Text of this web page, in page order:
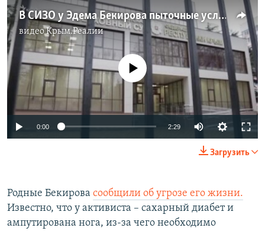
В СИЗО у Эдема Бекирова пыточные условия – адвокат (видео)
видеоКрым.Реалии
No media source currently available
0:00 2:29
Загрузить
Родные Бекирова сообщили об угрозе его жизни.
Известно, что у активиста – сахарный диабет и
ампутирована нога, из-за чего необходимо